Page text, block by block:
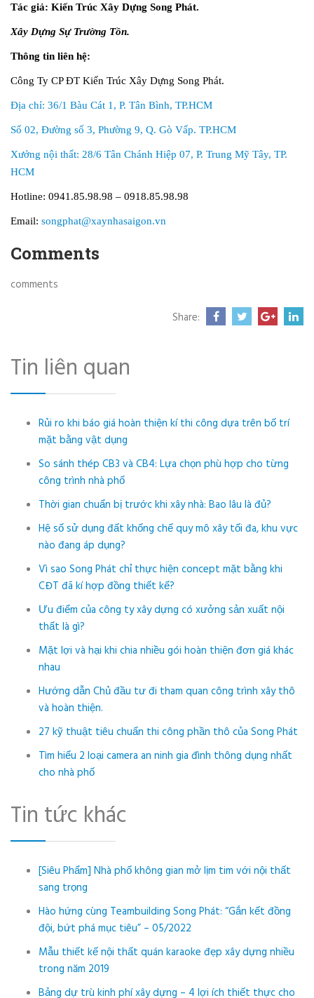
Tác giả: Kiến Trúc Xây Dựng Song Phát.
Xây Dựng Sự Trường Tồn.
Thông tin liên hệ:
Công Ty CP ĐT Kiến Trúc Xây Dựng Song Phát.
Địa chỉ: 36/1 Bàu Cát 1, P. Tân Bình, TP.HCM
Số 02, Đường số 3, Phường 9, Q. Gò Vấp. TP.HCM
Xưởng nội thất: 28/6 Tân Chánh Hiệp 07, P. Trung Mỹ Tây, TP.
HCM
Hotline: 0941.85.98.98 – 0918.85.98.98
Email: songphat@xaynhasaigon.vn
Comments
comments
Share:
Tin liên quan
Rủi ro khi báo giá hoàn thiện kí thi công dựa trên bố trí
mặt bằng vật dụng
So sánh thép CB3 và CB4: Lựa chọn phù hợp cho từng
công trình nhà phố
Thời gian chuẩn bị trước khi xây nhà: Bao lâu là đủ?
Hệ số sử dụng đất khống chế quy mô xây tối đa, khu vực
nào đang áp dụng?
Vì sao Song Phát chỉ thực hiện concept mặt bằng khi
CĐT đã kí hợp đồng thiết kế?
Ưu điểm của công ty xây dựng có xưởng sản xuất nội
thất là gì?
Mặt lợi và hại khi chia nhiều gói hoàn thiện đơn giá khác
nhau
Hướng dẫn Chủ đầu tư đi tham quan công trình xây thô
và hoàn thiện.
27 kỹ thuật tiêu chuẩn thi công phần thô của Song Phát
Tìm hiểu 2 loại camera an ninh gia đình thông dụng nhất
cho nhà phố
Tin tức khác
[Siêu Phẩm] Nhà phố không gian mở lịm tim với nội thất
sang trọng
Hào hứng cùng Teambuilding Song Phát: “Gắn kết đồng
đội, bứt phá mục tiêu” – 05/2022
Mẫu thiết kế nội thất quán karaoke đẹp xây dựng nhiều
trong năm 2019
Bảng dự trù kinh phí xây dựng – 4 lợi ích thiết thực cho